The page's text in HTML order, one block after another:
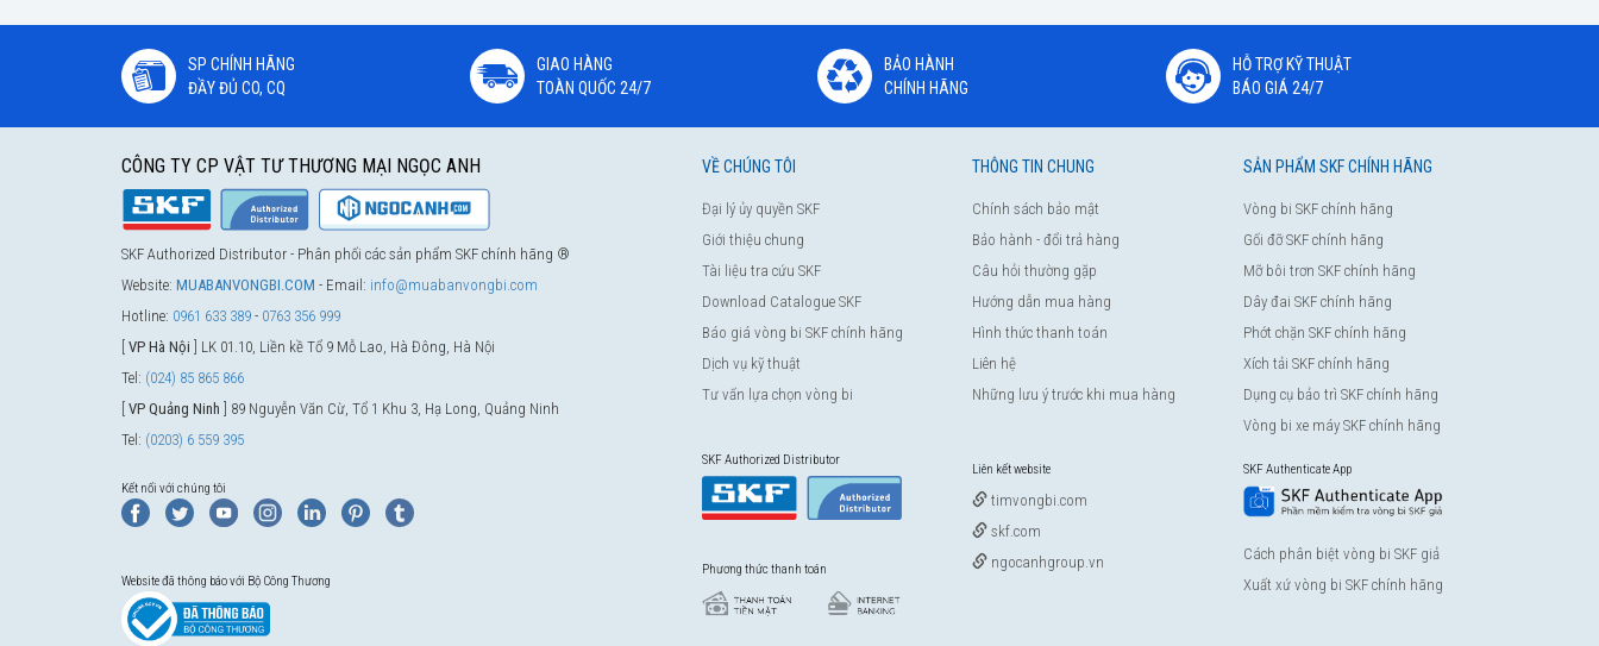
SP CHÍNH HÃNG
ĐẦY ĐỦ CO, CQ
GIAO HÀNG
TOÀN QUỐC 24/7
BẢO HÀNH
CHÍNH HÃNG
HỖ TRỢ KỸ THUẬT
BÁO GIÁ 24/7
CÔNG TY CP VẬT TƯ THƯƠNG MẠI NGỌC ANH
SKF Authorized Distributor - Phân phối các sản phẩm SKF chính hãng ®
Website: MUABANVONGBI.COM - Email: info@muabanvongbi.com
Hotline: 0961 633 389 - 0763 356 999
VP Hà Nội ] LK 01.10, Liền kề Tổ 9 Mỗ Lao, Hà Đông, Hà Nội
Tel: (024) 85 865 866
VP Quảng Ninh ] 89 Nguyễn Văn Cừ, Tổ 1 Khu 3, Hạ Long, Quảng Ninh
Tel: (0203) 6 559 395
Kết nối với chúng tôi
Website đã thông báo với Bộ Công Thương
VỀ CHÚNG TÔI
Đại lý ủy quyền SKF
Giới thiệu chung
Tài liệu tra cứu SKF
Download Catalogue SKF
Báo giá vòng bi SKF chính hãng
Dịch vụ kỹ thuật
Tư vấn lựa chọn vòng bi
SKF Authorized Distributor
Phương thức thanh toán
THÔNG TIN CHUNG
Chính sách bảo mật
Bảo hành - đổi trả hàng
Câu hỏi thường gặp
Hướng dẫn mua hàng
Hình thức thanh toán
Liên hệ
Những lưu ý trước khi mua hàng
Liên kết website
timvongbi.com
skf.com
ngocanhgroup.vn
SẢN PHẨM SKF CHÍNH HÃNG
Vòng bi SKF chính hãng
Gối đỡ SKF chính hãng
Mỡ bôi trơn SKF chính hãng
Dây đai SKF chính hãng
Phớt chặn SKF chính hãng
Xích tải SKF chính hãng
Dụng cụ bảo trì SKF chính hãng
Vòng bi xe máy SKF chính hãng
SKF Authenticate App
Cách phân biệt vòng bi SKF giả
Xuất xứ vòng bi SKF chính hãng